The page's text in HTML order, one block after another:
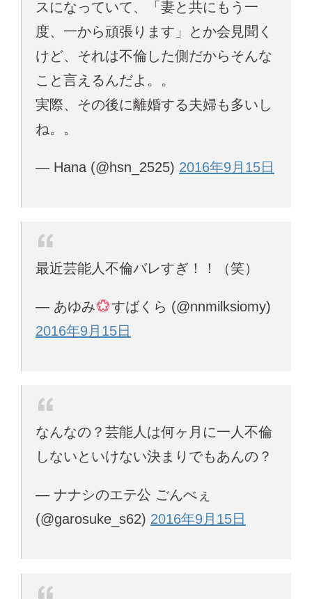
スになっていて、「妻と共にもう一
度、一から頑張ります」とか会見聞く
けど、それは不倫した側だからそんな
こと言えるんだよ。。
実際、その後に離婚する夫婦も多いし
ね。。
— Hana (@hsn_2525) 2016年9月15日
最近芸能人不倫バレすぎ！！（笑）
— あゆみ
すばくら (@nnmilksiomy)
2016年9月15日
なんなの？芸能人は何ヶ月に一人不倫
しないといけない決まりでもあんの？
— ナナシのエテ公 ごんべぇ
(@garosuke_s62) 2016年9月15日